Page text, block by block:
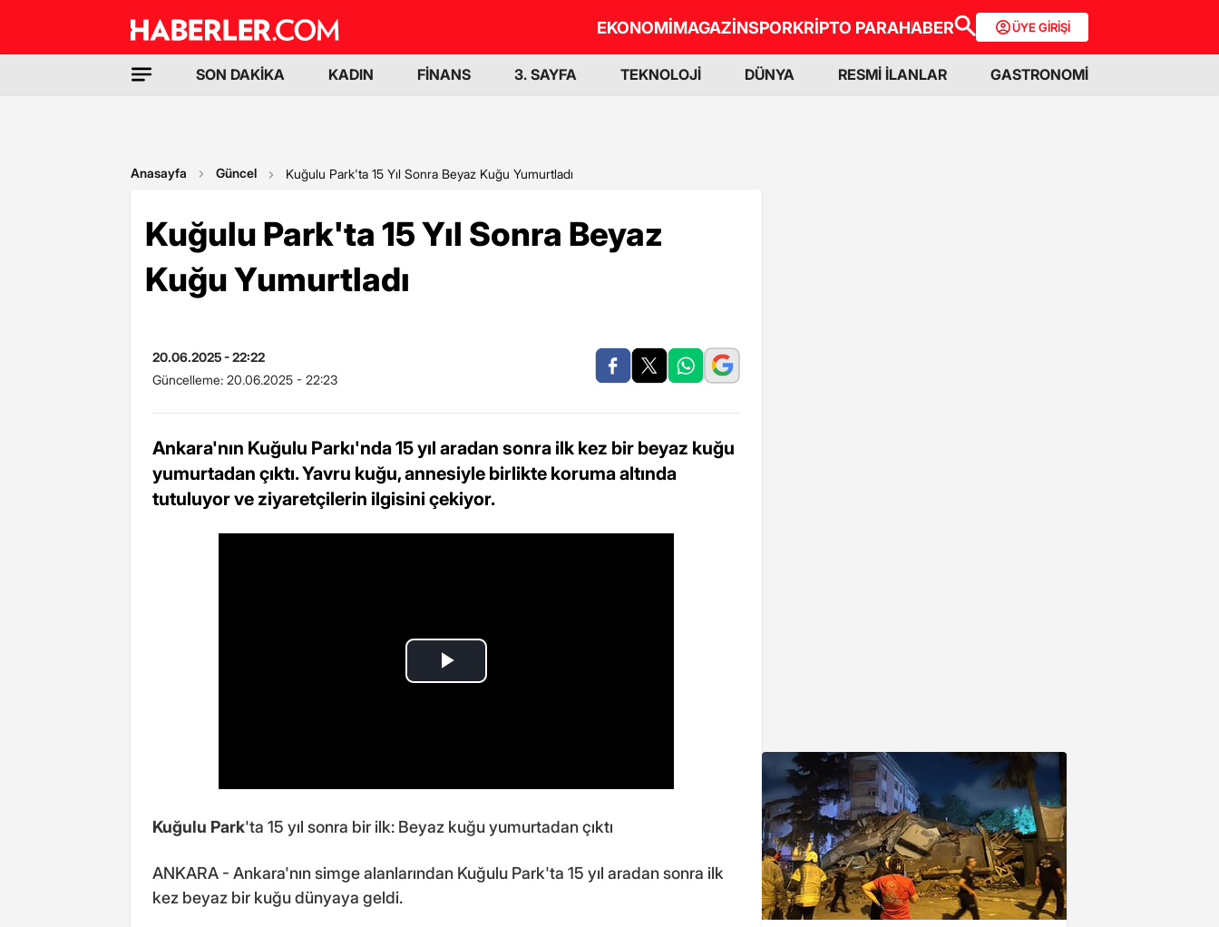
EKONOMİMAGAZİNSPORKRİPTO PARAHABER ÜYE GİRİŞİ
SON DAKİKA KADIN FİNANS 3. SAYFA TEKNOLOJİ DÜNYA RESMİ İLANLAR GASTRONOMİ
Anasayfa Güncel Kuğulu Park'ta 15 Yıl Sonra Beyaz Kuğu Yumurtladı
Kuğulu Park'ta 15 Yıl Sonra Beyaz
Kuğu Yumurtladı
20.06.2025 - 22:22
Güncelleme: 20.06.2025 - 22:23
Ankara'nın Kuğulu Parkı'nda 15 yıl aradan sonra ilk kez bir beyaz kuğu
yumurtadan çıktı. Yavru kuğu, annesiyle birlikte koruma altında
tutuluyor ve ziyaretçilerin ilgisini çekiyor.
Kuğulu Park'ta 15 yıl sonra bir ilk: Beyaz kuğu yumurtadan çıktı
ANKARA - Ankara'nın simge alanlarından Kuğulu Park'ta 15 yıl aradan sonra ilk
kez beyaz bir kuğu dünyaya geldi.